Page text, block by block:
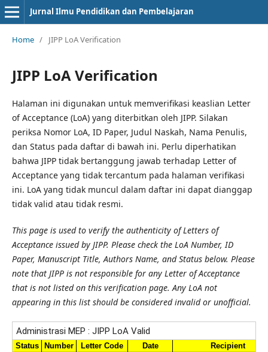
Jurnal Ilmu Pendidikan dan Pembelajaran
Home / JIPP LoA Verification
JIPP LoA Verification
Halaman ini digunakan untuk memverifikasi keaslian Letter
of Acceptance (LoA) yang diterbitkan oleh JIPP. Silakan
periksa Nomor LoA, ID Paper, Judul Naskah, Nama Penulis,
dan Status pada daftar di bawah ini. Perlu diperhatikan
bahwa JIPP tidak bertanggung jawab terhadap Letter of
Acceptance yang tidak tercantum pada halaman verifikasi
ini. LoA yang tidak muncul dalam daftar ini dapat dianggap
tidak valid atau tidak resmi.
This page is used to verify the authenticity of Letters of
Acceptance issued by JIPP. Please check the LoA Number, ID
Paper, Manuscript Title, Authors Name, and Status below. Please
note that JIPP is not responsible for any Letter of Acceptance
that is not listed on this verification page. Any LoA not
appearing in this list should be considered invalid or unofficial.